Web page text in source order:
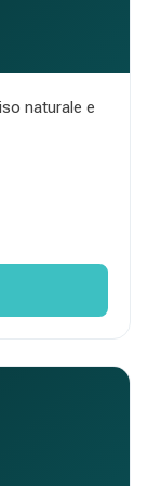
naturale e